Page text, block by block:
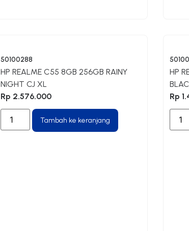
50100288
HP REALME C55 8GB 256GB RAINY
NIGHT CJ XL
Rp 2.576.000
Tambah ke keranjang
HP
Rp